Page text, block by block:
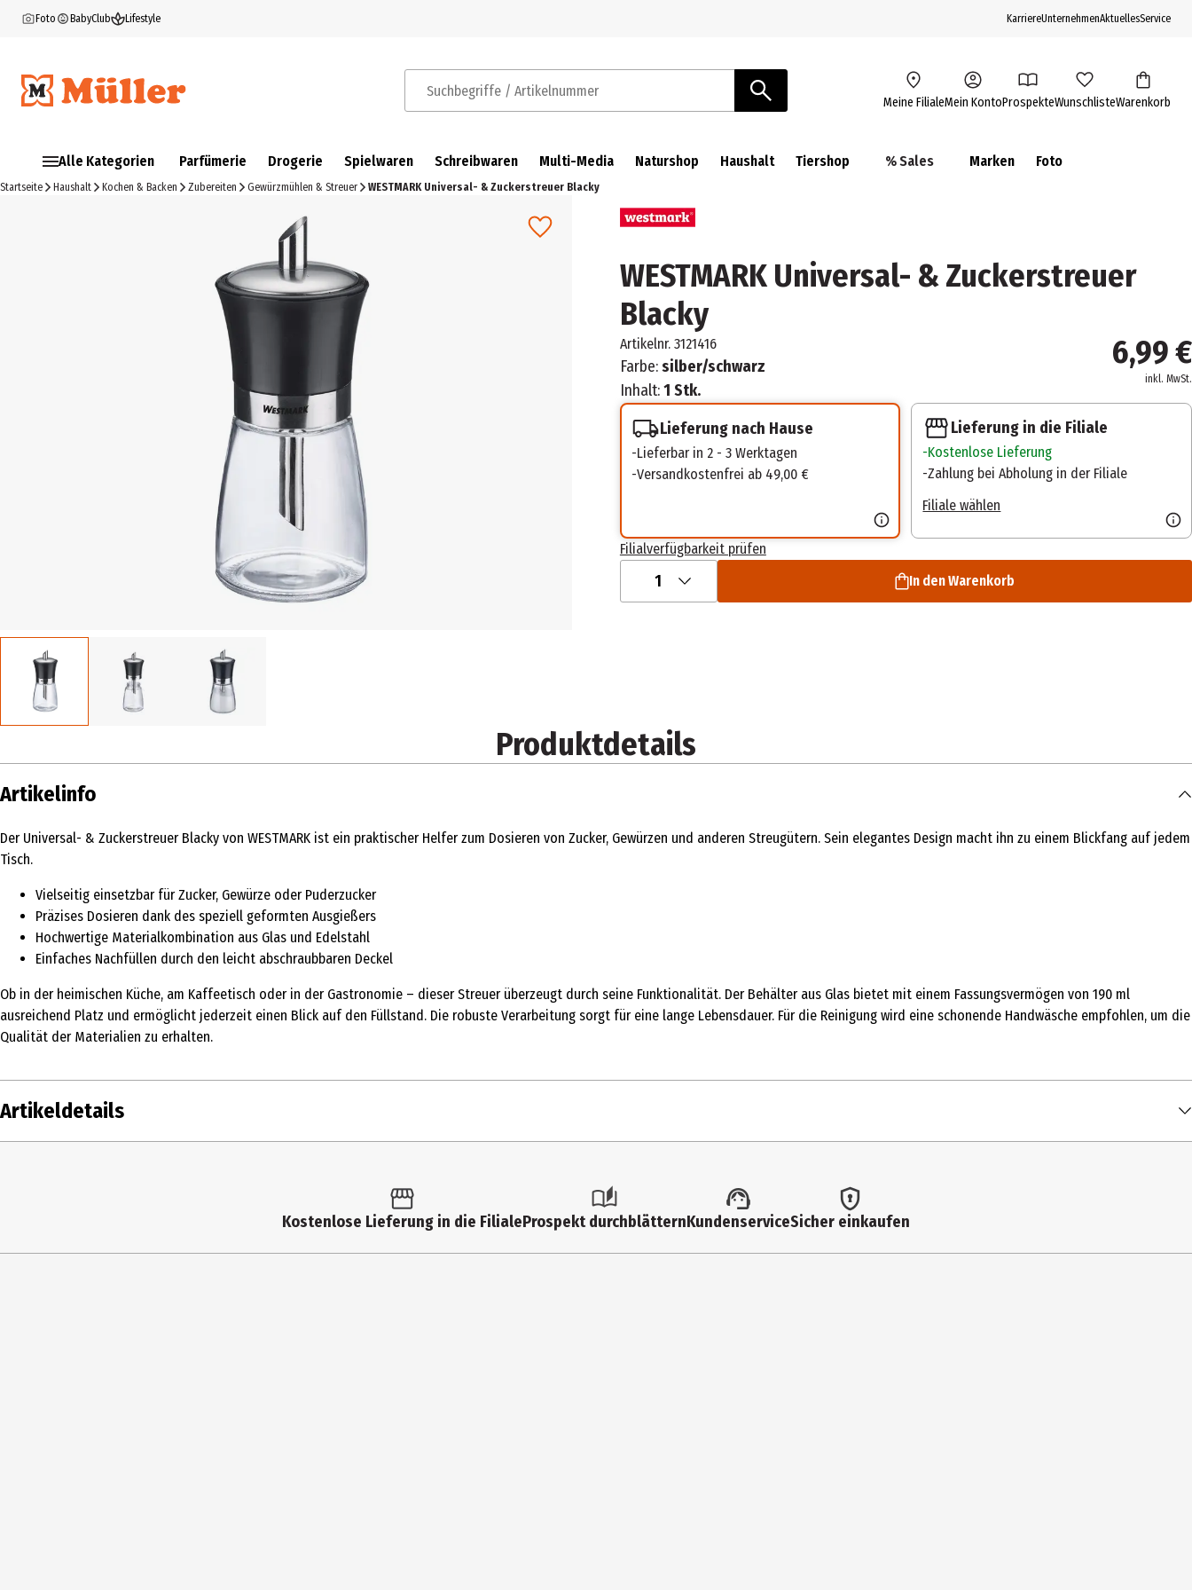
Foto BabyClub Lifestyle KarriereUnternehmenAktuellesService
Suchbegriffe / Artikelnummer Meine FilialeMein KontoProspekteWunschlisteWarenkorb
Alle Kategorien Parfümerie Drogerie Spielwaren Schreibwaren Multi-Media Naturshop Haushalt Tiershop % Sales Marken Foto
Startseite Haushalt Kochen & Backen Zubereiten Gewürzmühlen & Streuer WESTMARK Universal- & Zuckerstreuer Blacky
WESTMARK Universal- & Zuckerstreuer
Blacky
Artikelnr. 3121416
Farbe:silber/schwarz
Inhalt:1 Stk.
6,99 €
inkl. MwSt.
Lieferung nach Hause
Lieferbar in 2 - 3 Werktagen
Versandkostenfrei ab 49,00 €
Lieferung in die Filiale
Kostenlose Lieferung
Zahlung bei Abholung in der Filiale
Filiale wählen
Filialverfügbarkeit prüfen
1 In den Warenkorb
Produktdetails
Artikelinfo
Der Universal- & Zuckerstreuer Blacky von WESTMARK ist ein praktischer Helfer zum Dosieren von Zucker, Gewürzen und anderen Streugütern. Sein elegantes Design macht ihn zu einem Blickfang auf jedem
Tisch.
Vielseitig einsetzbar für Zucker, Gewürze oder Puderzucker
Präzises Dosieren dank des speziell geformten Ausgießers
Hochwertige Materialkombination aus Glas und Edelstahl
Einfaches Nachfüllen durch den leicht abschraubbaren Deckel
Ob in der heimischen Küche, am Kaffeetisch oder in der Gastronomie – dieser Streuer überzeugt durch seine Funktionalität. Der Behälter aus Glas bietet mit einem Fassungsvermögen von 190 ml
ausreichend Platz und ermöglicht jederzeit einen Blick auf den Füllstand. Die robuste Verarbeitung sorgt für eine lange Lebensdauer. Für die Reinigung wird eine schonende Handwäsche empfohlen, um die
Qualität der Materialien zu erhalten.
Artikeldetails
6.8 cm
Kostenlose Lieferung in die FilialeProspekt durchblätternKundenserviceSicher einkaufen